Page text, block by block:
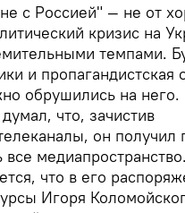
с Россией" — не от
кризис на
темпами.
и пропагандистская
обрушились на
что, зачистив
он получил
что в его
Игоря